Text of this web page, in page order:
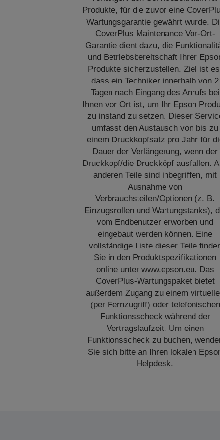
Produkte, für die zuvor eine
Wartungsgarantie gewährt wurde.
CoverPlus Maintenance Vor-Ort-
Garantie dient dazu, die
und Betriebsbereitschaft Ihrer
Produkte sicherzustellen. Ziel ist
dass ein Techniker innerhalb von 2
Tagen nach Eingang des Anrufs bei
Ihnen vor Ort ist, um Ihr Epson
zu instand zu setzen. Dieser
umfasst den Austausch von bis zu
einem Druckkopfsatz pro Jahr für
Dauer der Verlängerung, wenn der
Druckkopf/die Druckköpf ausfallen.
anderen Teile sind inbegriffen, mit
Ausnahme von
Verbrauchsteilen/Optionen (z. B.
Einzugsrollen und Wartungstanks),
vom Endbenutzer erworben und
eingebaut werden können. Eine
vollständige Liste dieser Teile
Sie in den Produktspezifikationen
online unter www.epson.eu. Das
CoverPlus-Wartungspaket bietet
außerdem Zugang zu einem
(per Fernzugriff) oder telefonischen
Funktionsscheck während der
Vertragslaufzeit. Um einen
Funktionsscheck zu buchen,
Sie sich bitte an Ihren lokalen
Helpdesk.